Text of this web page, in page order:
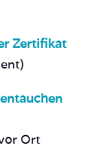
Zertifikat
Ort